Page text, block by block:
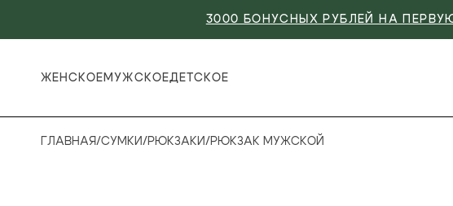
3000 БОНУСНЫХ РУБЛЕЙ НА
ЖЕНСКОЕ МУЖСКОЕДЕТСКОЕ
ГЛАВНАЯ/СУМКИ/ РЮКЗАКИ/ РЮКЗАК МУЖСКОЙ